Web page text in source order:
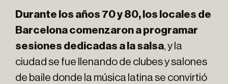
Durante los años 70 y 80, los locales de
Barcelona comenzaron a programar
sesiones dedicadas a la salsa, y la
ciudad se fue llenando de clubes y salones
de baile donde la música latina se convirtió